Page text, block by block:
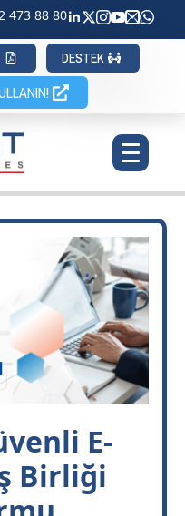
473 88 80
DESTEK
E-
Birliği